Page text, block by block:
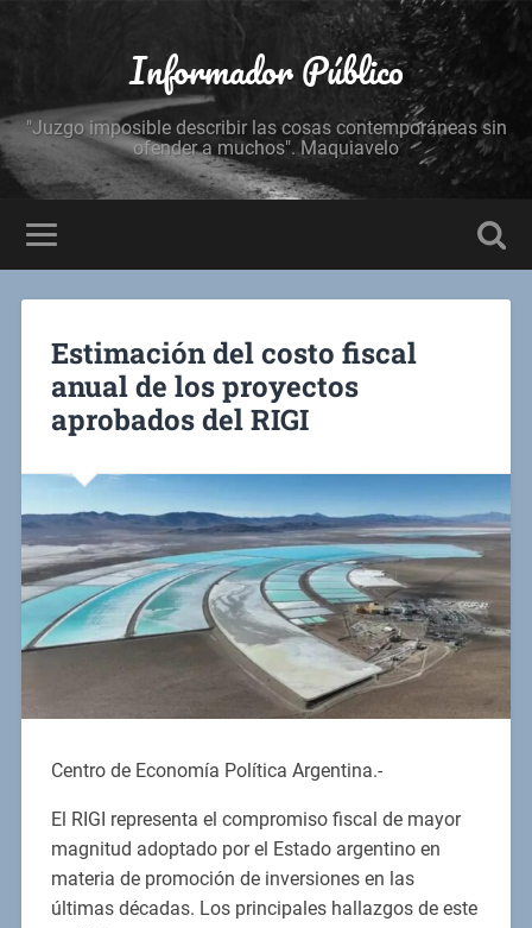
Informador Público
"Juzgo imposible describir las cosas contemporáneas sin
ofender a muchos". Maquiavelo
Estimación del costo fiscal
anual de los proyectos
aprobados del RIGI
Centro de Economía Política Argentina.-
El RIGI representa el compromiso fiscal de mayor
magnitud adoptado por el Estado argentino en
materia de promoción de inversiones en las
últimas décadas. Los principales hallazgos de este